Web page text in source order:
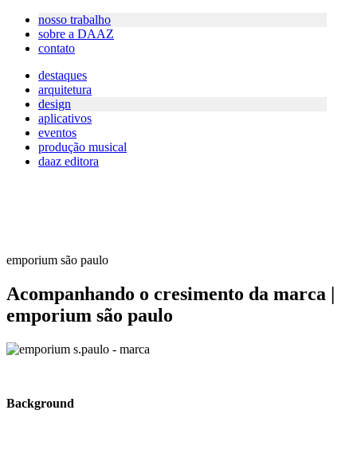
nosso trabalho
sobre a DAAZ
contato
destaques
arquitetura
design
aplicativos
eventos
produção musical
daaz editora
emporium são paulo
Acompanhando o cresimento da marca |
emporium são paulo
Background